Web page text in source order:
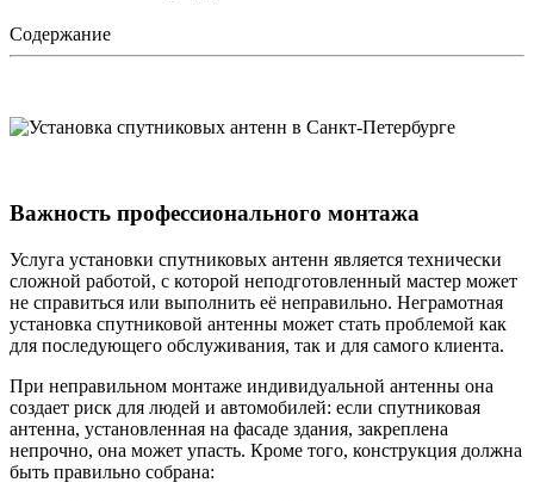
Содержание
Важность профессионального монтажа
Услуга установки спутниковых антенн является технически
сложной работой, с которой неподготовленный мастер может
не справиться или выполнить её неправильно. Неграмотная
установка спутниковой антенны может стать проблемой как
для последующего обслуживания, так и для самого клиента.
При неправильном монтаже индивидуальной антенны она
создает риск для людей и автомобилей: если спутниковая
антенна, установленная на фасаде здания, закреплена
непрочно, она может упасть. Кроме того, конструкция должна
быть правильно собрана: